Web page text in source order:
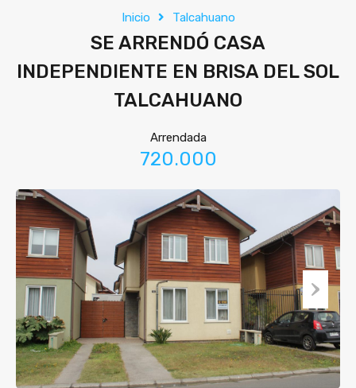
Inicio Talcahuano
SE ARRENDÓ CASA
INDEPENDIENTE EN BRISA DEL SOL
TALCAHUANO
Arrendada
720.000